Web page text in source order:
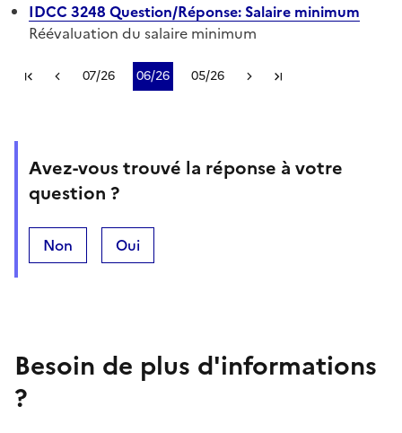
IDCC 3248 Question/Réponse: Salaire minimum
Réévaluation du salaire minimum
Plus récent
07/26 06/26 05/26
Avez-vous trouvé la réponse à votre
question ?
Non Oui
Besoin de plus d'informations
?